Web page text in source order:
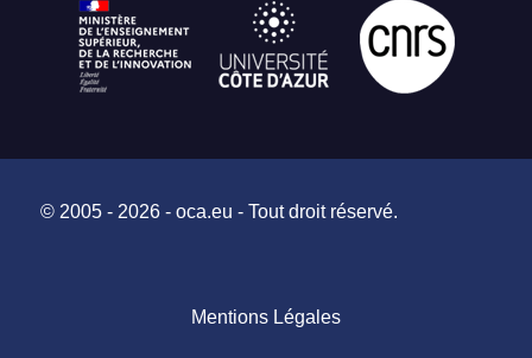
© 2005 - 2026 - oca.eu - Tout droit réservé.
Mentions Légales